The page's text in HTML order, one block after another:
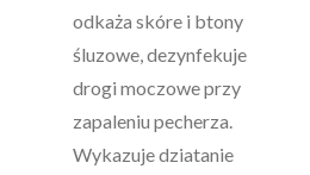
odkaża skóre i btony
śluzowe, dezynfekuje
drogi moczowe przy
zapaleniu pecherza.
Wykazuje dziatanie